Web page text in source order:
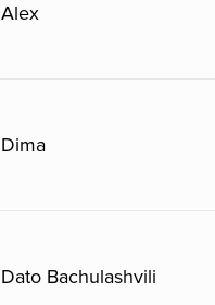
Alex
Dima
Dato Bachulashvili